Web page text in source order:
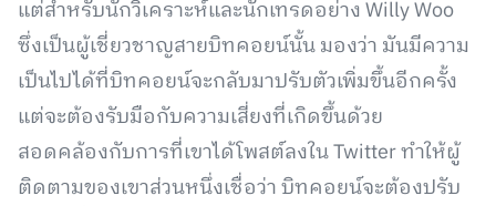
แต่สำหรับนักวิเคราะห์และนักเทรดอย่าง Willy Woo
ซึ่งเป็นผู้เชี่ยวชาญสายบิทคอยน์นั้น มองว่า มันมีความ
เป็นไปได้ที่บิทคอยน์จะกลับมาปรับตัวเพิ่มขึ้นอีกครั้ง
แต่จะต้องรับมือกับความเสี่ยงที่เกิดขึ้นด้วย
สอดคล้องกับการที่เขาได้โพสต์ลงใน Twitter ทำให้ผู้
ติดตามของเขาส่วนหนึ่งเชื่อว่า บิทคอยน์จะต้องปรับ